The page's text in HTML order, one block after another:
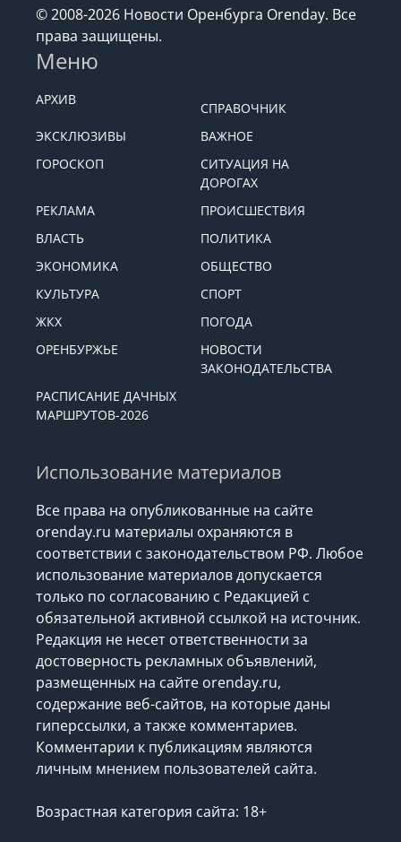
© 2008-2026 Новости Оренбурга Orenday. Все
права защищены.
Меню
АРХИВ
СПРАВОЧНИК
ЭКСКЛЮЗИВЫ
ВАЖНОЕ
ГОРОСКОП
СИТУАЦИЯ НА
ДОРОГАХ
РЕКЛАМА
ПРОИСШЕСТВИЯ
ВЛАСТЬ
ПОЛИТИКА
ЭКОНОМИКА
ОБЩЕСТВО
КУЛЬТУРА
СПОРТ
ЖКХ
ПОГОДА
ОРЕНБУРЖЬЕ
НОВОСТИ
ЗАКОНОДАТЕЛЬСТВА
РАСПИСАНИЕ ДАЧНЫХ
МАРШРУТОВ-2026
Использование материалов
Все права на опубликованные на сайте
orenday.ru материалы охраняются в
соответствии с законодательством РФ. Любое
использование материалов допускается
только по согласованию с Редакцией с
обязательной активной ссылкой на источник.
Редакция не несет ответственности за
достоверность рекламных объявлений,
размещенных на сайте orenday.ru,
содержание веб-сайтов, на которые даны
гиперссылки, а также комментариев.
Комментарии к публикациям являются
личным мнением пользователей сайта.
Возрастная категория сайта: 18+